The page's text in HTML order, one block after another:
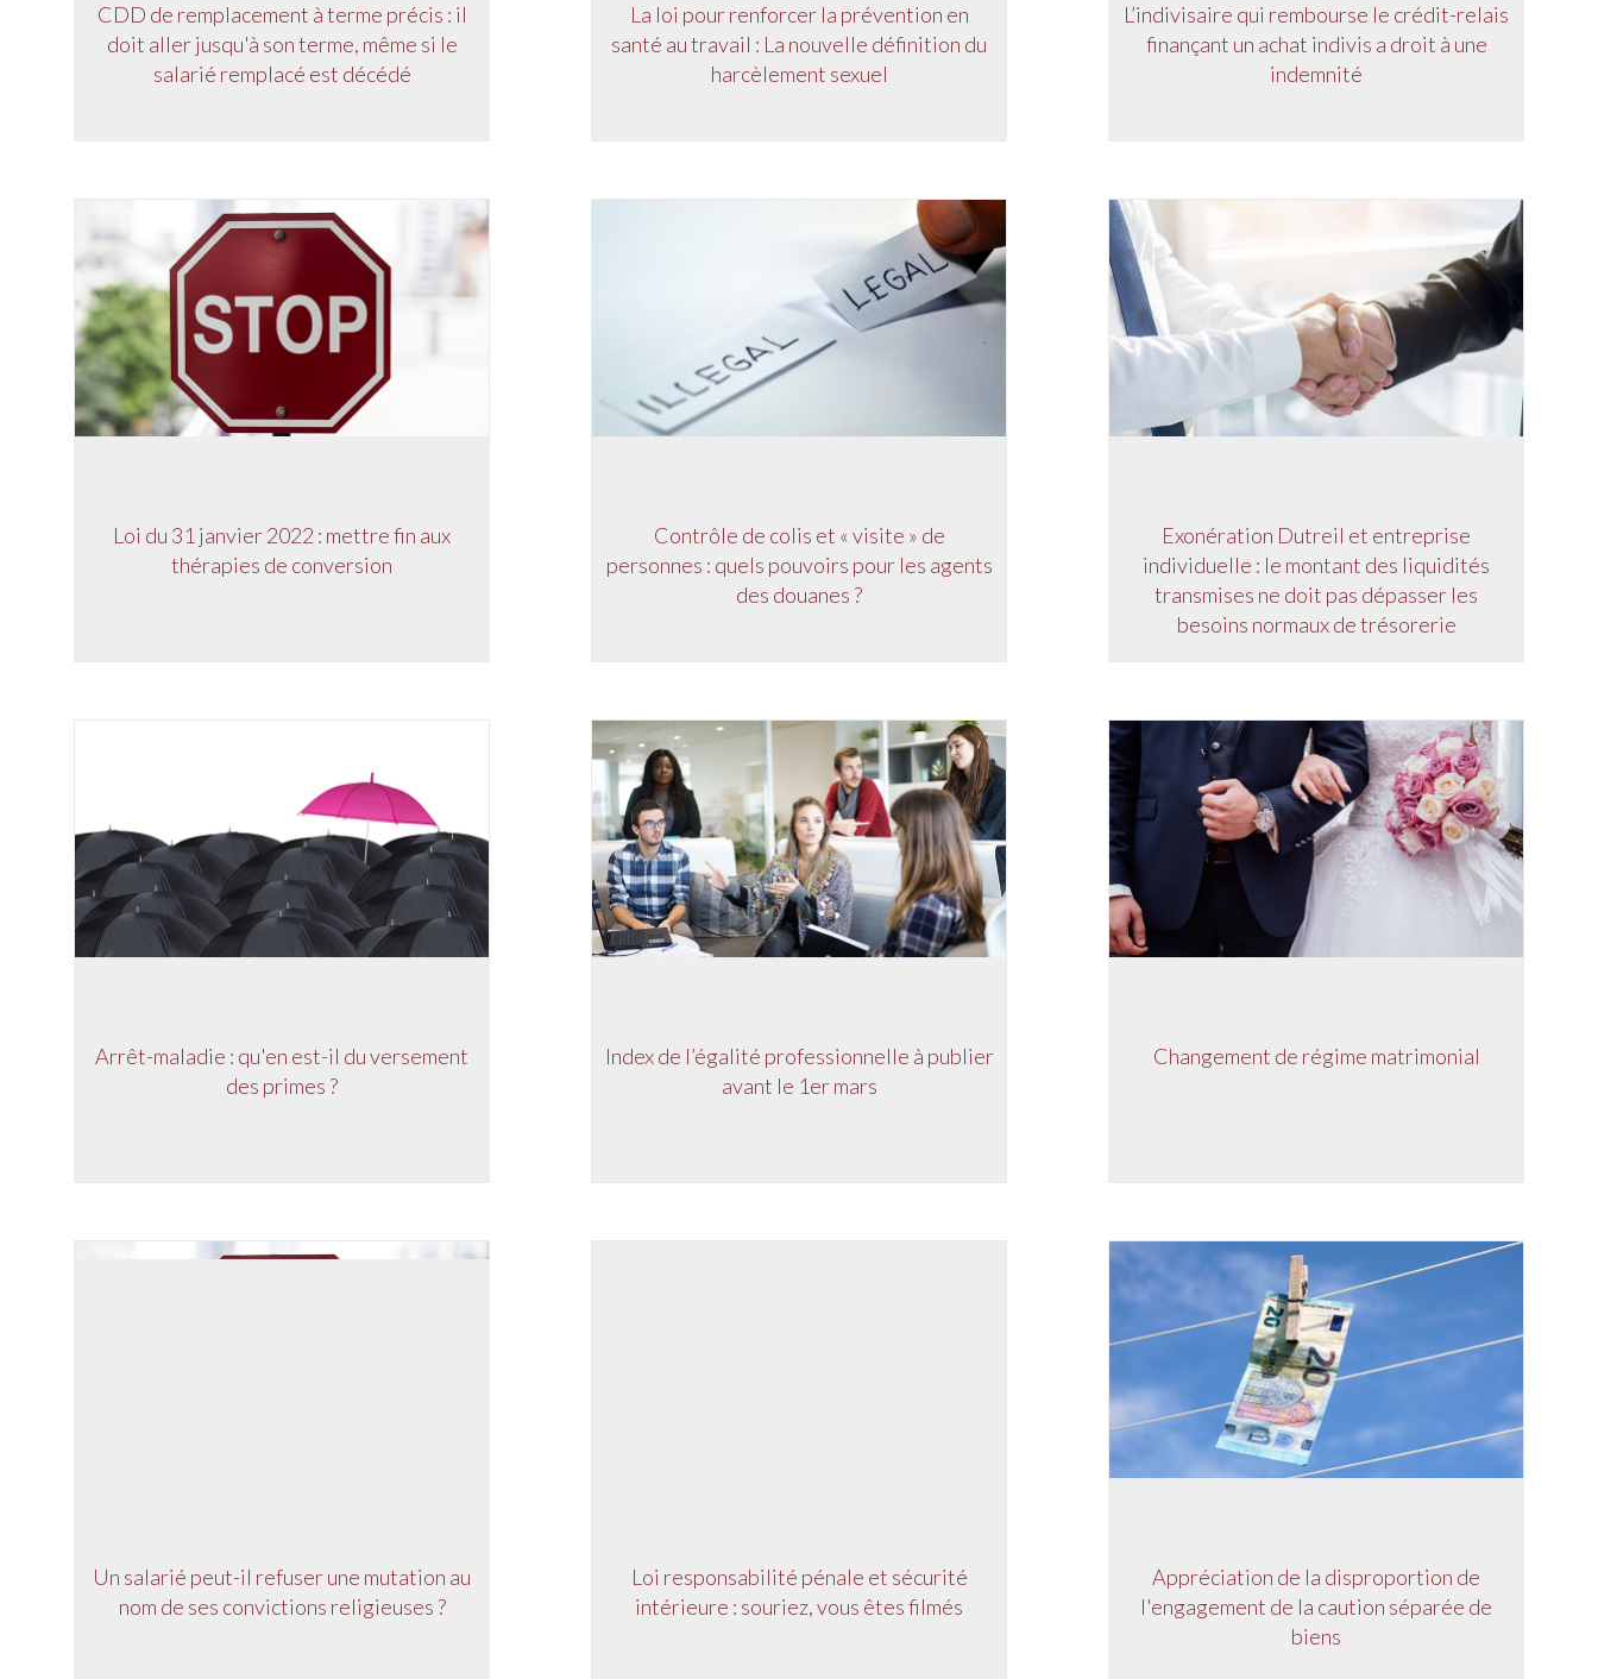
CDD de remplacement à terme précis : il
doit aller jusqu'à son terme, même si le
salarié remplacé est décédé
La loi pour renforcer la prévention en
santé au travail : La nouvelle définition du
harcèlement sexuel
L’indivisaire qui rembourse le crédit-relais
finançant un achat indivis a droit à une
indemnité
Loi du 31 janvier 2022 : mettre fin aux
thérapies de conversion
Contrôle de colis et « visite » de
personnes : quels pouvoirs pour les agents
des douanes ?
Exonération Dutreil et entreprise
individuelle : le montant des liquidités
transmises ne doit pas dépasser les
besoins normaux de trésorerie
Arrêt-maladie : qu'en est-il du versement
des primes ?
Index de l’égalité professionnelle à publier
avant le 1er mars
Changement de régime matrimonial
Un salarié peut-il refuser une mutation au
nom de ses convictions religieuses ?
Loi responsabilité pénale et sécurité
intérieure : souriez, vous êtes filmés
Appréciation de la disproportion de
l'engagement de la caution séparée de
biens